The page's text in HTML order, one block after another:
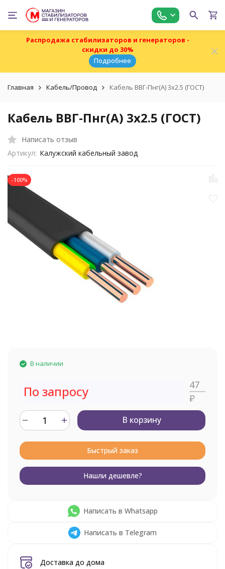
Распродажа стабилизаторов и генераторов -
скидки до 30%
Подробнее
Главная Кабель/Провод Кабель ВВГ-Пнг(А) 3х2.5 (ГОСТ)
Кабель ВВГ-Пнг(А) 3х2.5 (ГОСТ)
Написать отзыв
Артикул: Калужский кабельный завод
-100%
В наличии
По запросу
47
₽
В корзину
Быстрый заказ
Нашли дешевле?
Написать в Whatsapp
Написать в Telegram
Доставка до дома